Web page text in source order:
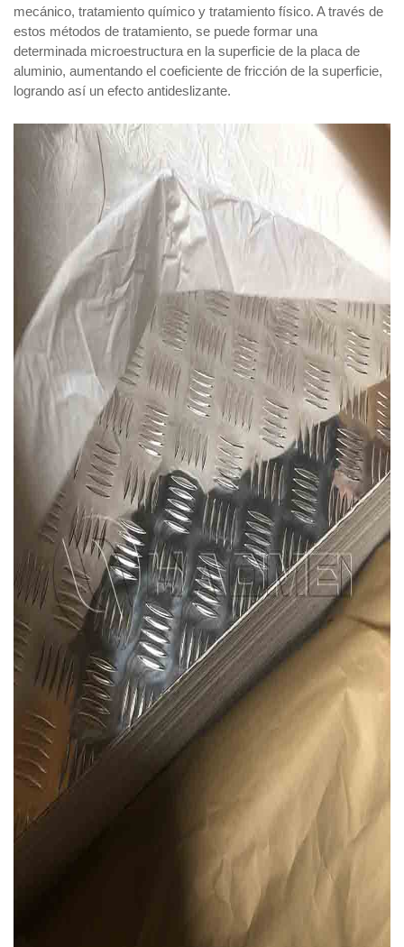
mecánico, tratamiento químico y tratamiento físico. A través de
estos métodos de tratamiento, se puede formar una
determinada microestructura en la superficie de la placa de
aluminio, aumentando el coeficiente de fricción de la superficie,
logrando así un efecto antideslizante.